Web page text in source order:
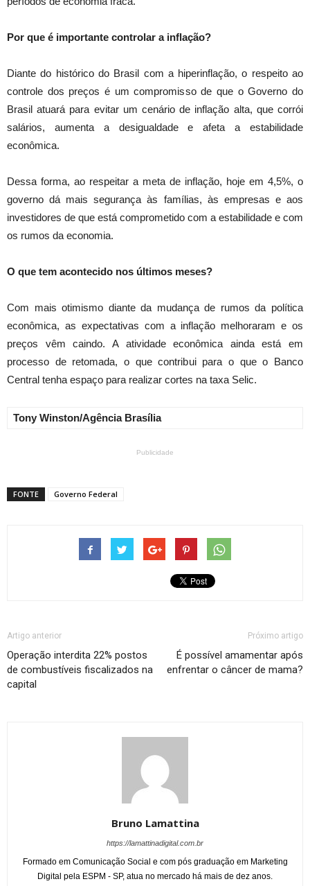
Por que é importante controlar a inflação?
Diante do histórico do Brasil com a hiperinflação, o respeito ao
controle dos preços é um compromisso de que o Governo do
Brasil atuará para evitar um cenário de inflação alta, que corrói
salários, aumenta a desigualdade e afeta a estabilidade
econômica.
Dessa forma, ao respeitar a meta de inflação, hoje em 4,5%, o
governo dá mais segurança às famílias, às empresas e aos
investidores de que está comprometido com a estabilidade e com
os rumos da economia.
O que tem acontecido nos últimos meses?
Com mais otimismo diante da mudança de rumos da política
econômica, as expectativas com a inflação melhoraram e os
preços vêm caindo. A atividade econômica ainda está em
processo de retomada, o que contribui para o que o Banco
Central tenha espaço para realizar cortes na taxa Selic.
Tony Winston/Agência Brasília
Publicidade
FONTE Governo Federal
Artigo anterior
Operação interdita 22% postos
de combustíveis fiscalizados na
capital
Próximo artigo
É possível amamentar após
enfrentar o câncer de mama?
Bruno Lamattina
https://lamattinadigital.com.br
Formado em Comunicação Social e com pós graduação em Marketing
Digital pela ESPM - SP, atua no mercado há mais de dez anos.